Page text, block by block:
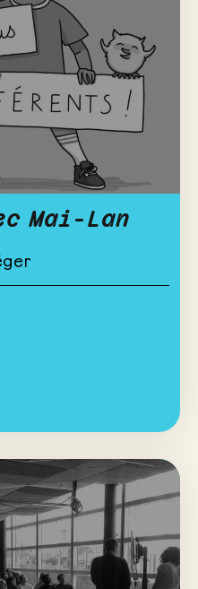
Mai-Lan